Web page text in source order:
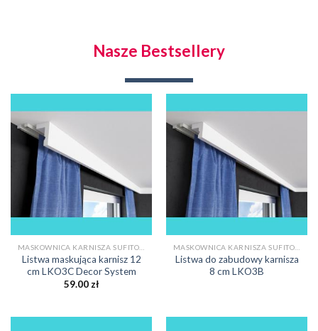
Nasze Bestsellery
Listwa maskująca karnisz 12
cm LKO3C Decor System
59.00 zł
Listwa do zabudowy karnisza
8 cm LKO3B